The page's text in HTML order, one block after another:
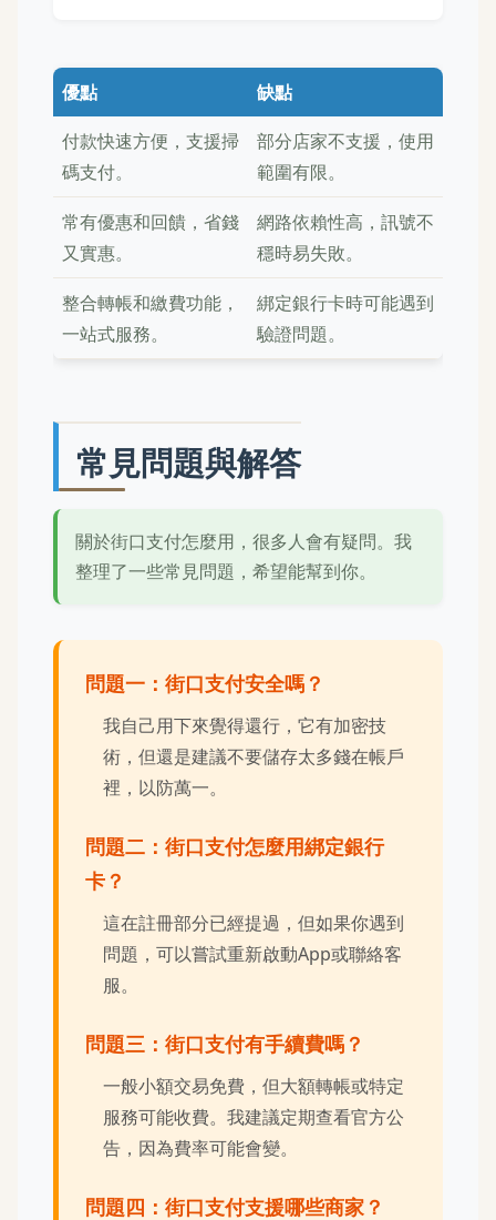
優點
缺點
付款快速方便，支援掃
碼支付。
部分店家不支援，使用
範圍有限。
常有優惠和回饋，省錢
又實惠。
網路依賴性高，訊號不
穩時易失敗。
整合轉帳和繳費功能，
一站式服務。
綁定銀行卡時可能遇到
驗證問題。
常見問題與解答
關於街口支付怎麼用，很多人會有疑問。我
整理了一些常見問題，希望能幫到你。
問題一：街口支付安全嗎？
我自己用下來覺得還行，它有加密技
術，但還是建議不要儲存太多錢在帳戶
裡，以防萬一。
問題二：街口支付怎麼用綁定銀行
卡？
這在註冊部分已經提過，但如果你遇到
問題，可以嘗試重新啟動App或聯絡客
服。
問題三：街口支付有手續費嗎？
一般小額交易免費，但大額轉帳或特定
服務可能收費。我建議定期查看官方公
告，因為費率可能會變。
問題四：街口支付支援哪些商家？